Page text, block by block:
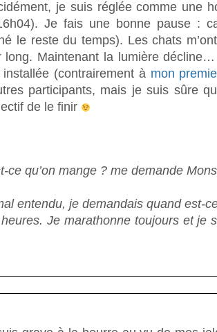
je suis réglée comme une
Je fais une bonne pause :
le reste du temps). Les chats
long. Maintenant la lumière
(contrairement à mon
participants, mais je suis sûre
de le finir
ce qu’on mange ? me demande
entendu, je demandais quand est-
heures. Je marathonne toujours et je